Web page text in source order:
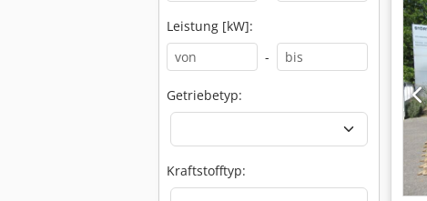
Leistung [kW]:
-
Getriebetyp:
Kraftstofftyp: